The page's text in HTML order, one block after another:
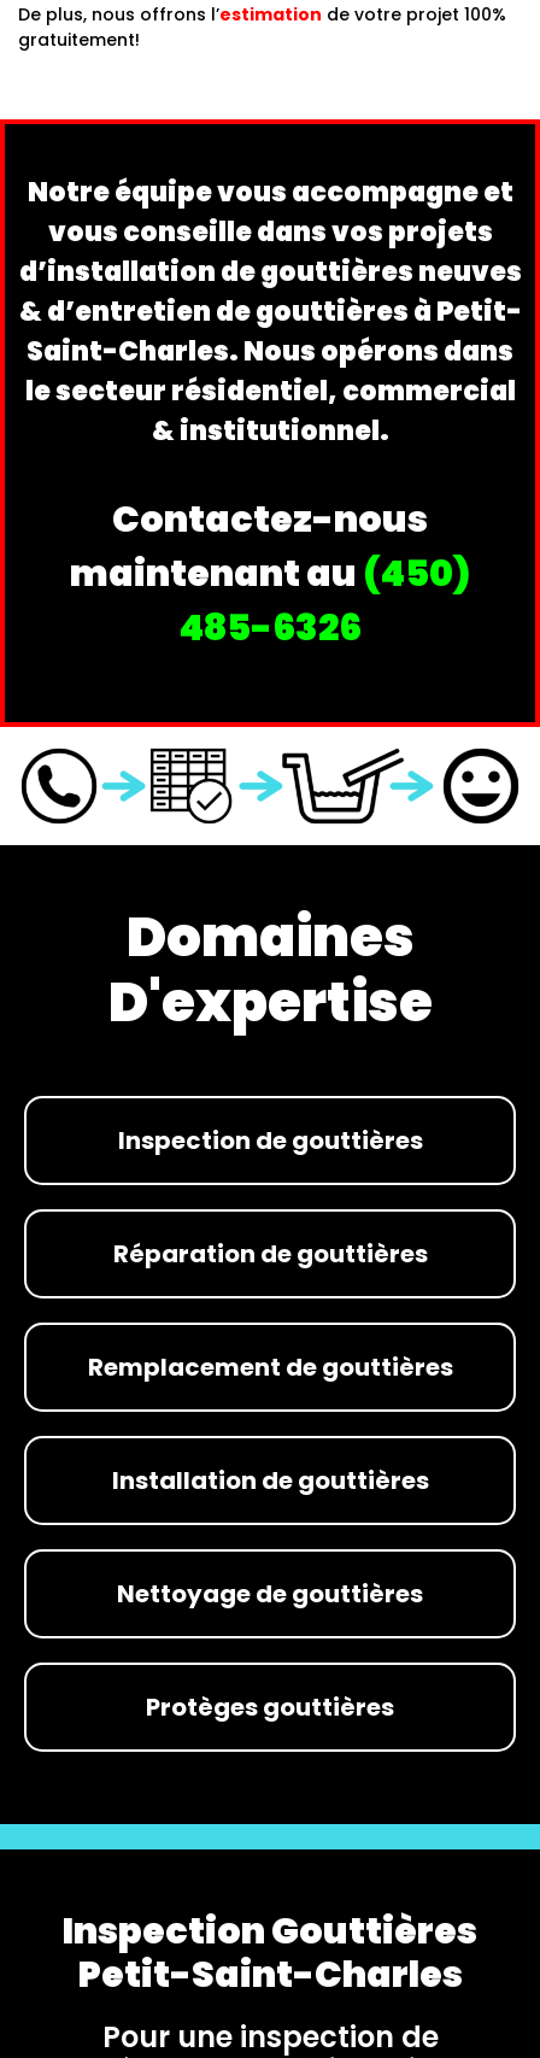
De plus, nous offrons l’estimation de votre projet 100%
gratuitement!
Notre équipe vous accompagne et
vous conseille dans vos projets
d’installation de gouttières neuves
& d’entretien de gouttières à Petit-
Saint-Charles. Nous opérons dans
le secteur résidentiel, commercial
& institutionnel.
Contactez-nous
maintenant au (450)
485-6326
Domaines
D'expertise
Inspection de gouttières
Réparation de gouttières
Remplacement de gouttières
Installation de gouttières
Nettoyage de gouttières
Protèges gouttières
Inspection Gouttières
Petit-Saint-Charles
Pour une inspection de